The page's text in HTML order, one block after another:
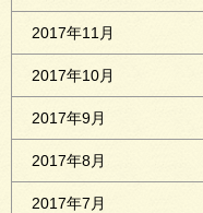
2017年11月
2017年10月
2017年9月
2017年8月
2017年7月